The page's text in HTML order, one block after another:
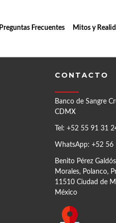
Preguntas Frecuentes Mitos y
CONTACTO
Banco de Sangre
CDMX
Tel: +52 55 91 31
WhatsApp: +52 56
Benito Pérez
Morales, Polanco,
11510 Ciudad de
México